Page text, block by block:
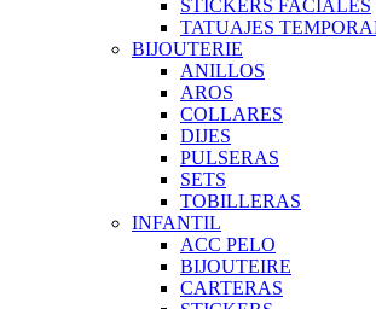
STICKERS FACIALES
TATUAJES
BIJOUTERIE
ANILLOS
AROS
COLLARES
DIJES
PULSERAS
SETS
TOBILLERAS
INFANTIL
ACC PELO
BIJOUTEIRE
CARTERAS